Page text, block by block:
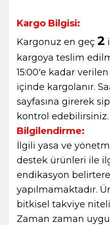
Kargo Bilgisi:
Kargonuz en geç 2
kargoya teslim
15:00'e kadar
içinde kargolanır.
sayfasına girerek
kontrol edebilirsiniz.
Bilgilendirme:
İlgili yasa ve
destek ürünleri ile
endikasyon
yapılmamaktadır.
bitkisel takviye
Zaman zaman